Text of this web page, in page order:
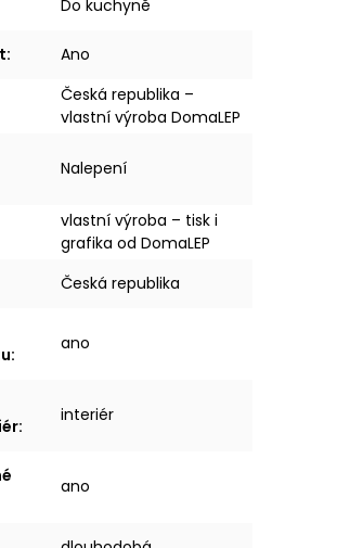
Do kuchyně
: Ano
Česká republika –
vlastní výroba DomaLEP
Nalepení
vlastní výroba – tisk i
grafika od DomaLEP
Česká republika
:
ano
:
interiér
ano